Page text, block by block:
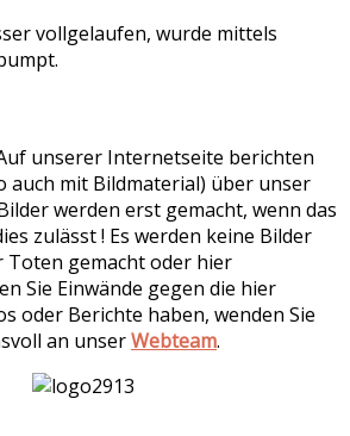
vollgelaufen, wurde mittels
unserer Internetseite berichten
auch mit Bildmaterial) über unser
werden erst gemacht, wenn das
zulässt ! Es werden keine Bilder
Toten gemacht oder hier
Sie Einwände gegen die hier
oder Berichte haben, wenden Sie
an unserWebteam.